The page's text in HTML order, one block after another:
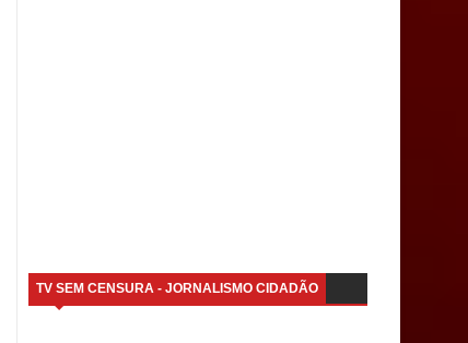
TV SEM CENSURA - JORNALISMO CIDADÃO